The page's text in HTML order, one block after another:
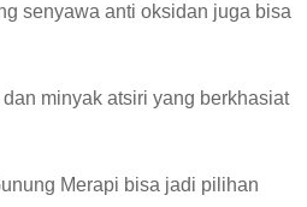
senyawa anti oksidan juga bisa
minyak atsiri yang berkhasiat
Merapi bisa jadi pilihan